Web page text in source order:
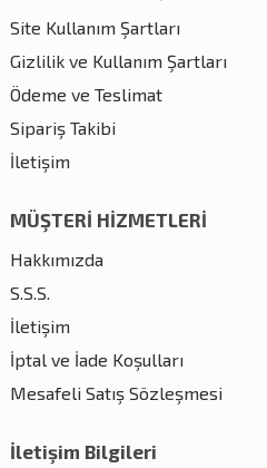
Site Kullanım Şartları
Gizlilik ve Kullanım Şartları
Ödeme ve Teslimat
Sipariş Takibi
İletişim
MÜŞTERİ HİZMETLERİ
Hakkımızda
S.S.S.
İletişim
İptal ve İade Koşulları
Mesafeli Satış Sözleşmesi
İletişim Bilgileri